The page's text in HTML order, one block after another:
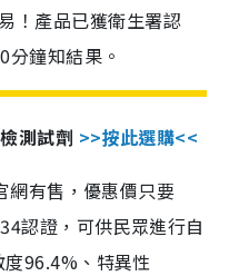
！產品已獲衛生署認
鐘知結果。
測試劑 >>按此選購<<
網有售，優惠價只要
認證，可供民眾進行自
96.4%、特異性